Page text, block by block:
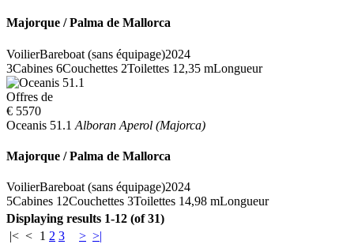
Majorque / Palma de Mallorca
VoilierBareboat (sans équipage)2024
3Cabines 6Couchettes 2Toilettes 12,35 mLongueur
Offres de
€ 5570
Oceanis 51.1 Alboran Aperol (Majorca)
Majorque / Palma de Mallorca
VoilierBareboat (sans équipage)2024
5Cabines 12Couchettes 3Toilettes 14,98 mLongueur
Displaying results 1-12 (of 31)
|< < 1 2 3 > >|